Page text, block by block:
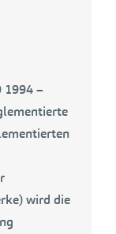
1994 –
wird die